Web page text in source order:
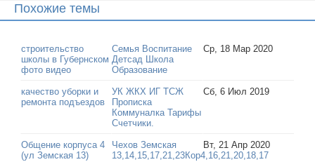
Похожие темы
строительство
школы в Губернском
фото видео
Семья Воспитание
Детсад Школа
Образование
Ср, 18 Мар 2020
качество уборки и
ремонта подъездов
УК ЖКХ ИГ ТСЖ
Прописка
Коммуналка Тарифы
Счетчики.
Сб, 6 Июл 2019
Общение корпуса 4
(ул Земская 13)
Чехов Земская
13,14,15,17,21,23Кор4,16,21,20,18,17
Вт, 21 Апр 2020